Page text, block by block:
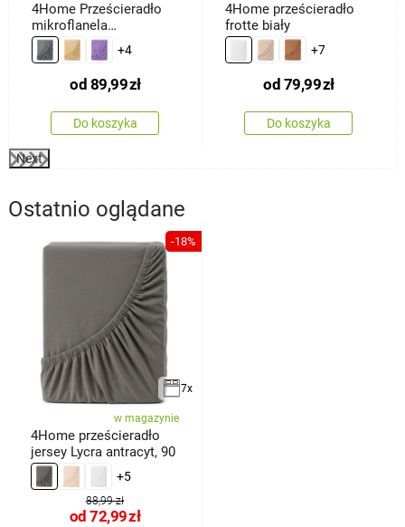
4Home Prześcieradło
mikroflanela
ciemnoszary
+4
od 89,99zł
Do koszyka
4Home prześcieradło
frotte biały
+7
od 79,99zł
Do koszyka
Next
Ostatnio oglądane
-18%
7x
w magazynie
4Home prześcieradło
jersey Lycra antracyt, 90
+5
88,99 zł
od 72,99zł